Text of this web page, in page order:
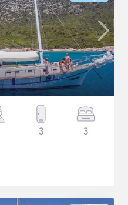
3 3